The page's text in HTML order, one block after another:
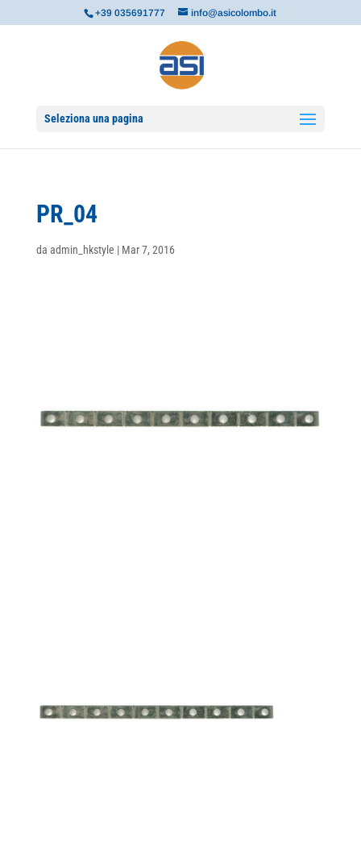
+39 035691777 info@asicolombo.it
Seleziona una pagina
PR_04
da admin_hkstyle | Mar 7, 2016